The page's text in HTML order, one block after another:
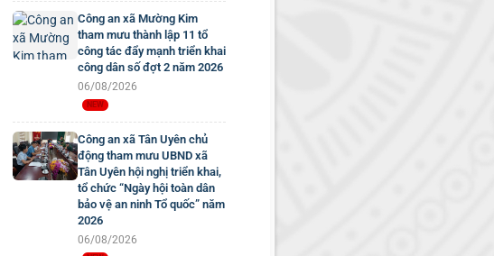
Công an xã Mường Kim
tham mưu thành lập 11 tổ
công tác đẩy mạnh triển khai
công dân số đợt 2 năm 2026
06/08/2026
Công an xã Tân Uyên chủ
động tham mưu UBND xã
Tân Uyên hội nghị triển khai,
tổ chức “Ngày hội toàn dân
bảo vệ an ninh Tổ quốc” năm
2026
06/08/2026